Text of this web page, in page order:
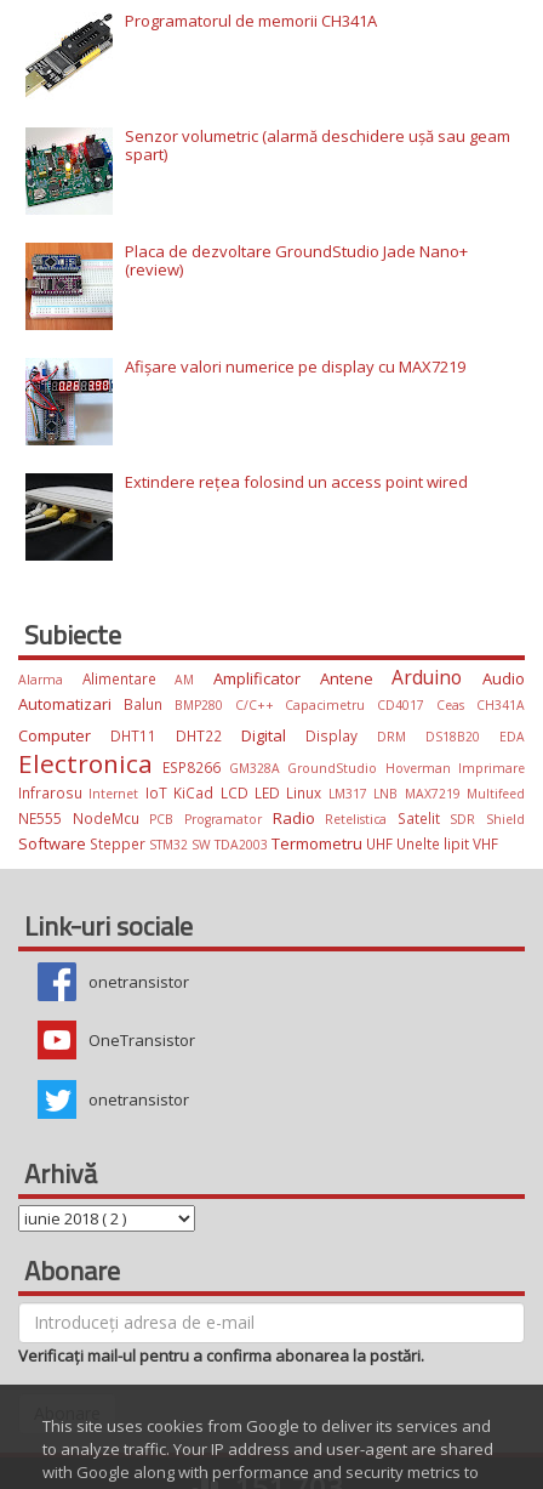
Programatorul de memorii CH341A
Senzor volumetric (alarmă deschidere ușă sau geam
spart)
Placa de dezvoltare GroundStudio Jade Nano+
(review)
Afișare valori numerice pe display cu MAX7219
Extindere rețea folosind un access point wired
Subiecte
Alarma AlimentareAMAmplificator AnteneArduinoAudio
Automatizari
Balun BMP280 C/C++ Capacimetru CD4017 Ceas CH341A
Computer DHT11 DHT22 Digital Display DRM DS18B20 EDA
Electronica ESP8266 GM328A GroundStudio Hoverman Imprimare
Infrarosu Internet IoT KiCad LCD LED Linux LM317 LNB MAX7219 Multifeed
NE555 NodeMcu PCB Programator Radio Retelistica Satelit SDR Shield
Software Stepper STM32 SWTDA2003 Termometru UHF Unelte lipitVHF
Link-uri sociale
onetransistor
OneTransistor
onetransistor
Arhivă
Abonare
Verificați mail-ul pentru a confirma abonarea la postări.
This site uses cookies from Google to deliver its services and
to analyze traffic. Your IP address and user-agent are shared
with Google along with performance and security metrics to